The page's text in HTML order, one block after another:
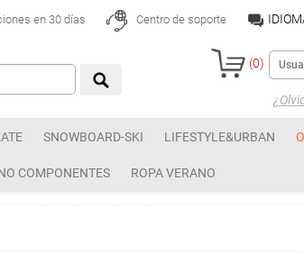
en 30 días Centro de soporte
(0)
SNOWBOARD-SKI LIFESTYLE&URBAN
COMPONENTES ROPA VERANO